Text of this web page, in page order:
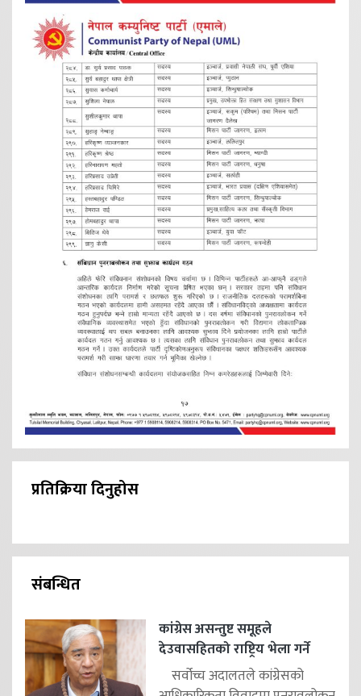
प्रतिक्रिया दिनुहोस
संबन्धित
कांग्रेस असन्तुष्ट समूहले
देउवासहितको राष्ट्रिय भेला गर्ने
सर्वोच्च अदालतले कांग्रेसको